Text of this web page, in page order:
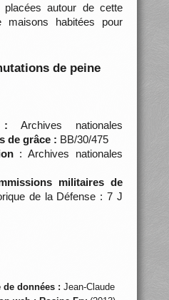
autour de cette
maisons habitées pour
de peine
: Archives nationales
de grâce : BB/30/475
: Archives nationales
militaires de
de la Défense : 7 J
de données : Jean-Claude